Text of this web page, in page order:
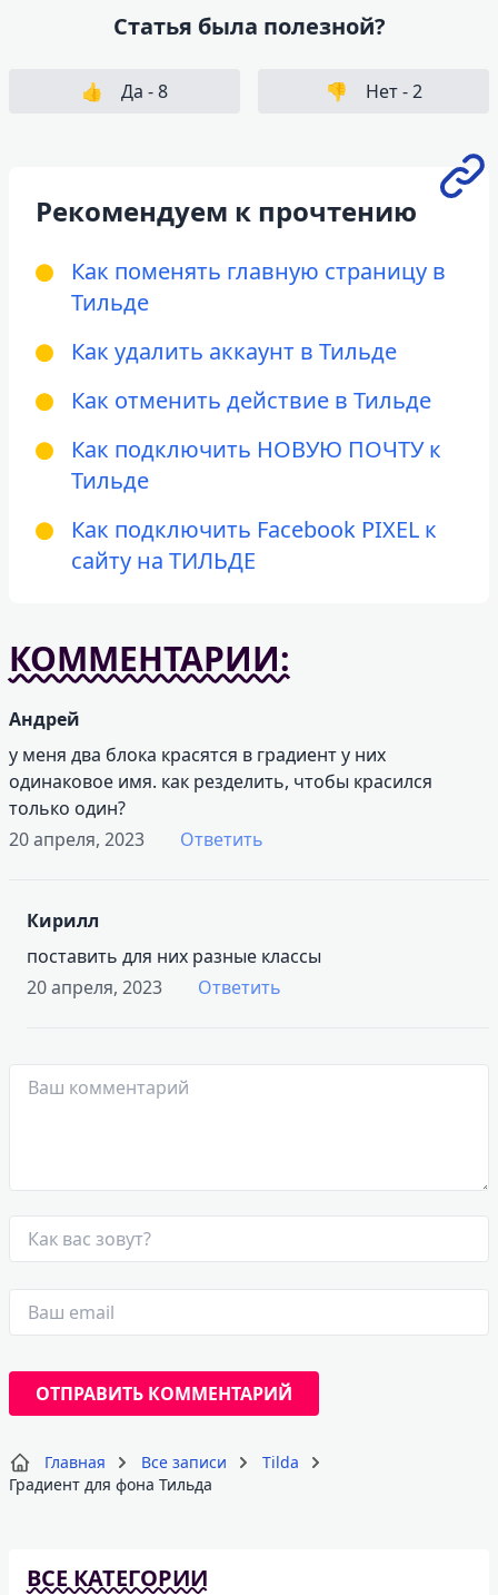
Статья была полезной?
👍 Да -8 👎 Нет -2
Рекомендуем к прочтению
Как поменять главную страницу в
Тильде
Как удалить аккаунт в Тильде
Как отменить действие в Тильде
Как подключить НОВУЮ ПОЧТУ к
Тильде
Как подключить Facebook PIXEL к
сайту на ТИЛЬДЕ
КОММЕНТАРИИ:
Андрей
у меня два блока красятся в градиент у них
одинаковое имя. как резделить, чтобы красился
только один?
20 апреля, 2023
Ответить
Кирилл
поставить для них разные классы
20 апреля, 2023
Ответить
Главная Все записи
Tilda
Градиент для фона Тильда
ВСЕ КАТЕГОРИИ